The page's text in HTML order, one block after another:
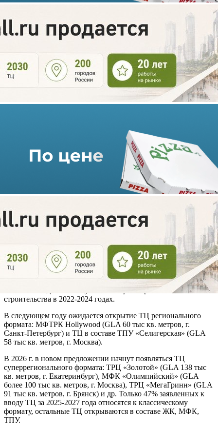
В 2025 году объем ввода
коммерческой недвижимости
в России может составить
рекордные 8 млн кв. метров
10.12.2024 г. в 12:23
По данным консалтинговой компании Nikoliers, по итогам
2024 года объем ввода коммерческой недвижимости в России
составит 6,4 млн кв. метров. На торговый сегмент пришлось
481 тыс кв. метров площадей. Эксперты компании считают,
что в 2025 году будет введено 8 млн кв. метров коммерческой
недвижимости, порядка 700 тыс кв. метров из которых
Сегодня лидером по объему ввода новых площадей занимает
складской сегмент (более 80% всего объема). В следующем
году этот тренд сохранится.
Аналитики Nikoliers отметили, что в 2025-2026 годах объем
нового предложения в торговом сегменте будет сформирован
объектами,
перенесенными с более ранних периодов. В 2027 году ввод
новых площадей окажется в 2-3 раза меньше, чем в среднем за
2025-2026 года из-за отсутствия запуска проектов нового
строительства в 2022-2024 годах.
формата: МФТРК Hollywood (GLA 60 тыс кв. метров, г.
Санкт-Петербург) и ТЦ в составе ТПУ «Селигерская» (GLA
58 тыс кв. метров, г. Москва).
суперрегионального формата: ТРЦ «Золотой» (GLA 138 тыс
кв. метров, г. Екатеринбург), МФК «Олимпийский» (GLA
более 100 тыс кв. метров, г. Москва), ТРЦ «МегаГринн» (GLA
91 тыс кв. метров, г. Брянск) и др. Только 47% заявленных к
вводу ТЦ за 2025-2027 года относятся к классическому
формату, остальные ТЦ открываются в составе ЖК, МФК,
ТПУ.